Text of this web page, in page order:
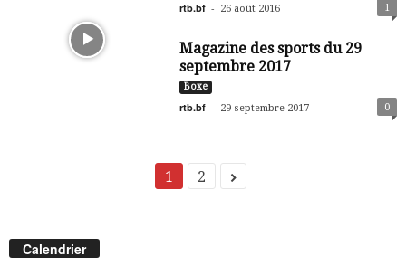
rtb.bf - 26 août 2016 1
Magazine des sports du 29
septembre 2017
Boxe
rtb.bf - 29 septembre 2017 0
1 2
Calendrier